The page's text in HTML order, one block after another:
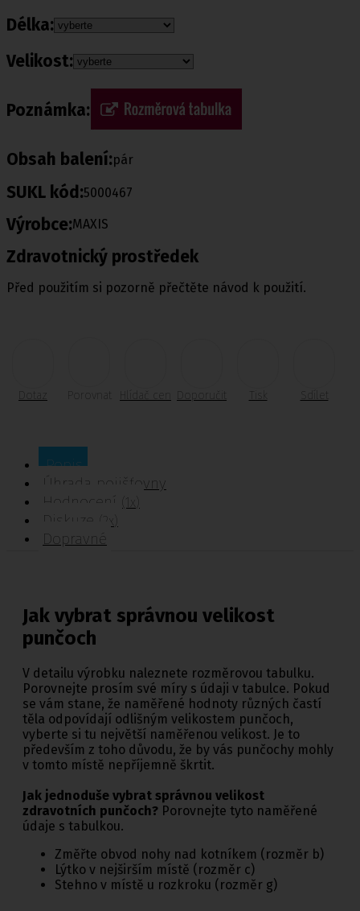
Délka:
Velikost:
Poznámka:
Obsah balení:pár
SUKL kód:5000467
Výrobce:MAXIS
Zdravotnický prostředek
Před použitím si pozorně přečtěte návod k použití.
Dotaz Porovnat Doporučit Tisk Sdílet
Popis
Úhrada pojišťovny
Hodnocení
(1x)
Diskuze (2x)
Dopravné
Jak vybrat správnou velikost
punčoch
V detailu výrobku naleznete rozměrovou tabulku.
Porovnejte prosím své míry s údaji v tabulce. Pokud
se vám stane, že naměřené hodnoty různých častí
těla odpovídají odlišným velikostem punčoch,
vyberte si tu největší naměřenou velikost. Je to
především z toho důvodu, že by vás punčochy mohly
v tomto místě nepříjemně škrtit.
Jak jednoduše vybrat správnou velikost
zdravotních punčoch? Porovnejte tyto naměřené
údaje s tabulkou.
Změřte obvod nohy nad kotníkem (rozměr b)
Lýtko v nejširším místě (rozměr c)
Stehno v místě u rozkroku (rozměr g)